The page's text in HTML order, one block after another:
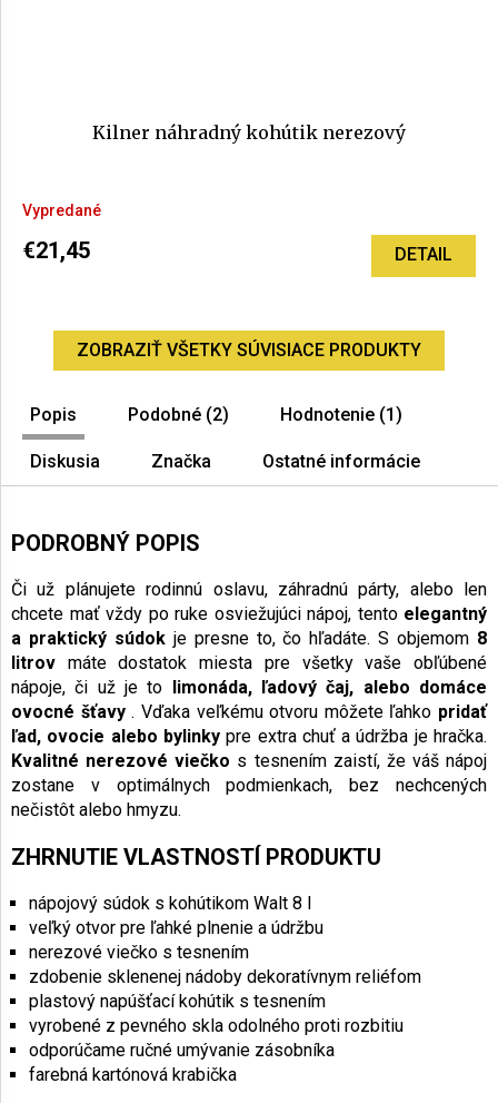
Kilner náhradný kohútik nerezový
hodnotenie
produktu
hviezdičiek.
Vypredané
€21,45 DETAIL
ZOBRAZIŤ VŠETKY SÚVISIACE PRODUKTY
Popis Podobné (2) Hodnotenie (1)
Diskusia Značka Ostatné informácie
PODROBNÝ POPIS
Či už plánujete rodinnú oslavu, záhradnú párty, alebo len
chcete mať vždy po ruke osviežujúci nápoj, tento elegantný
a praktický súdokje presne to, čo hľadáte. S objemom 8
litrov máte dostatok miesta pre všetky vaše obľúbené
nápoje, či už je to limonáda, ľadový čaj, alebo domáce
ovocné šťavy. Vďaka veľkému otvoru môžete ľahko pridať
ľad, ovocie alebo bylinkypre extra chuť a údržba je hračka.
Kvalitné nerezové viečko s tesnením zaistí, že váš nápoj
zostane v optimálnych podmienkach, bez nechcených
nečistôt alebo hmyzu.
ZHRNUTIE VLASTNOSTÍ PRODUKTU
nápojový súdok s kohútikom Walt 8 l
veľký otvor pre ľahké plnenie a údržbu
nerezové viečko s tesnením
zdobenie sklenenej nádoby dekoratívnym reliéfom
plastový napúšťací kohútik s tesnením
vyrobené z pevného skla odolného proti rozbitiu
odporúčame ručné umývanie zásobníka
farebná kartónová krabička